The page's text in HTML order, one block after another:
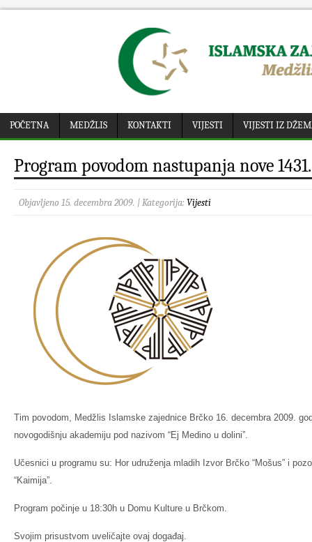
POČETNA MEDŽLIS KONTAKTI VIJESTI VIJESTI IZ
Program povodom nastupanja nove
Objavljeno 15. decembra 2009. | Kategorija: Vijesti
Tim povodom, Medžlis Islamske zajednice Brčko 16. decembra 2009.
novogodišnju akademiju pod nazivom “Ej Medino u dolini”.
Učesnici u programu su: Hor udruženja mladih Izvor Brčko “Mošus” i
“Kaimija”.
Program počinje u 18:30h u Domu Kulture u Brčkom.
Svojim prisustvom uveličajte ovaj događaj.